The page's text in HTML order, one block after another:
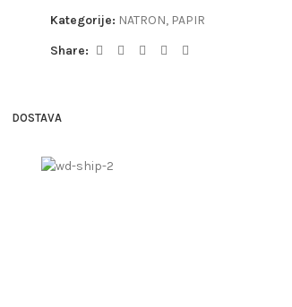
Kategorije: NATRON, PAPIR
Share:
DOSTAVA